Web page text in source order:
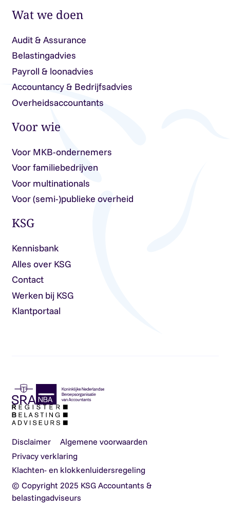
Wat we doen
Audit & Assurance
Belastingadvies
Payroll & loonadvies
Accountancy & Bedrijfsadvies
Overheidsaccountants
Voor wie
Voor MKB-ondernemers
Voor familiebedrijven
Voor multinationals
Voor (semi-)publieke overheid
KSG
Kennisbank
Alles over KSG
Contact
Werken bij KSG
Klantportaal
Disclaimer
Algemene voorwaarden
Privacy verklaring
Klachten- en klokkenluidersregeling
© Copyright 2025 KSG Accountants &
belastingadviseurs